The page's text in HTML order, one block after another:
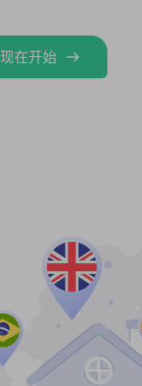
现在开始